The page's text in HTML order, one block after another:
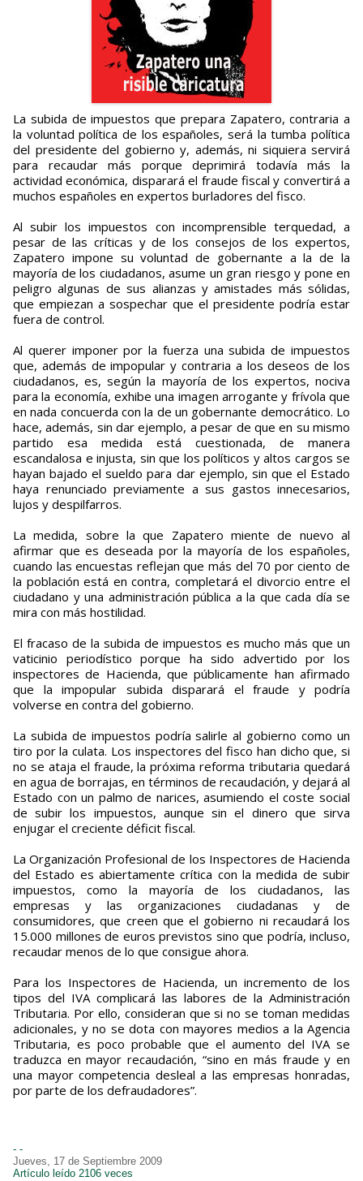
La subida de impuestos que prepara Zapatero, contraria a
la voluntad política de los españoles, será la tumba política
del presidente del gobierno y, además, ni siquiera servirá
para recaudar más porque deprimirá todavía más la
actividad económica, disparará el fraude fiscal y convertirá a
muchos españoles en expertos burladores del fisco.
Al subir los impuestos con incomprensible terquedad, a
pesar de las críticas y de los consejos de los expertos,
Zapatero impone su voluntad de gobernante a la de la
mayoría de los ciudadanos, asume un gran riesgo y pone en
peligro algunas de sus alianzas y amistades más sólidas,
que empiezan a sospechar que el presidente podría estar
fuera de control.
Al querer imponer por la fuerza una subida de impuestos
que, además de impopular y contraria a los deseos de los
ciudadanos, es, según la mayoría de los expertos, nociva
para la economía, exhibe una imagen arrogante y frívola que
en nada concuerda con la de un gobernante democrático. Lo
hace, además, sin dar ejemplo, a pesar de que en su mismo
partido esa medida está cuestionada, de manera
escandalosa e injusta, sin que los políticos y altos cargos se
hayan bajado el sueldo para dar ejemplo, sin que el Estado
haya renunciado previamente a sus gastos innecesarios,
lujos y despilfarros.
La medida, sobre la que Zapatero miente de nuevo al
afirmar que es deseada por la mayoría de los españoles,
cuando las encuestas reflejan que más del 70 por ciento de
la población está en contra, completará el divorcio entre el
ciudadano y una administración pública a la que cada día se
mira con más hostilidad.
El fracaso de la subida de impuestos es mucho más que un
vaticinio periodístico porque ha sido advertido por los
inspectores de Hacienda, que públicamente han afirmado
que la impopular subida disparará el fraude y podría
volverse en contra del gobierno.
La subida de impuestos podría salirle al gobierno como un
tiro por la culata. Los inspectores del fisco han dicho que, si
no se ataja el fraude, la próxima reforma tributaria quedará
en agua de borrajas, en términos de recaudación, y dejará al
Estado con un palmo de narices, asumiendo el coste social
de subir los impuestos, aunque sin el dinero que sirva
enjugar el creciente déficit fiscal.
La Organización Profesional de los Inspectores de Hacienda
del Estado es abiertamente crítica con la medida de subir
impuestos, como la mayoría de los ciudadanos, las
empresas y las organizaciones ciudadanas y de
consumidores, que creen que el gobierno ni recaudará los
15.000 millones de euros previstos sino que podría, incluso,
recaudar menos de lo que consigue ahora.
Para los Inspectores de Hacienda, un incremento de los
tipos del IVA complicará las labores de la Administración
Tributaria. Por ello, consideran que si no se toman medidas
adicionales, y no se dota con mayores medios a la Agencia
Tributaria, es poco probable que el aumento del IVA se
traduzca en mayor recaudación, “sino en más fraude y en
una mayor competencia desleal a las empresas honradas,
por parte de los defraudadores”.
- -
Jueves, 17 de Septiembre 2009
Artículo leído 2106 veces